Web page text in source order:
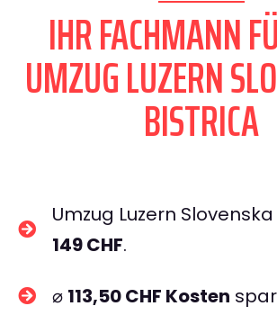
IHR FACHMANN
UMZUG LUZERN
BISTRICA
Umzug Luzern
149 CHF.
⌀ 113,50 CHF Kosten